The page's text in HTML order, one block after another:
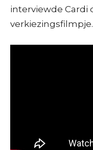
interviewde Cardi
verkiezingsfilmpje.